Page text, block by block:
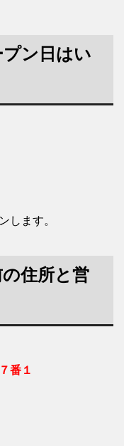
ン日はい
します。
住所と営
番１